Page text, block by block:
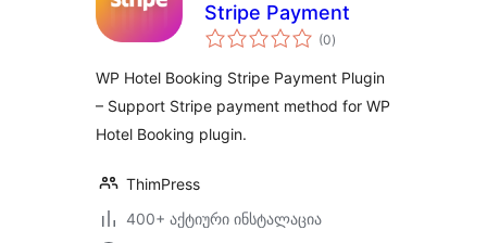
Stripe Payment
(0საერთო
რეიტინგი
)
WP Hotel Booking Stripe Payment Plugin
– Support Stripe payment method for WP
Hotel Booking plugin.
ThimPress
400+ აქტიური ინსტალაცია